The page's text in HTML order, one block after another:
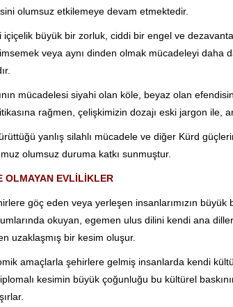
olumsuz etkilemeye devam etmektedir.
içiçelik büyük bir zorluk, ciddi bir engel ve
veya aynı dinden olmak mücadeleyi daha
mücadelesi siyahi olan köle, beyaz olan
rağmen, çelişkimizin dozajı eski jargon ile,
yanlış silahlı mücadele ve diğer Kürd
olumsuz duruma katkı sunmuştur.
OLMAYAN EVLİLİKLER
göç eden veya yerleşen insanlarımızın
okuyan, egemen ulus dilini kendi ana
uzaklaşmış bir kesim oluşur.
amaçlarla şehirlere gelmiş insanlarda kendi
kesimin büyük çoğunluğu bu kültürel